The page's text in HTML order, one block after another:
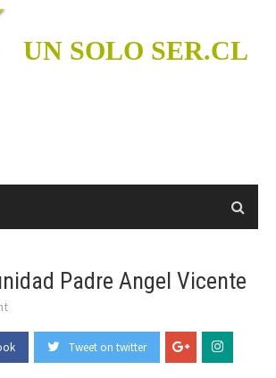
UN SOLO SER.CL
Padre Angel Vicente
Tweet on twitter